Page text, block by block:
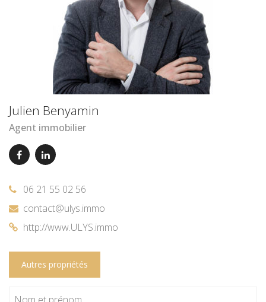
Julien Benyamin
Agent immobilier
06 21 55 02 56
contact@ulys.immo
http://www.ULYS.immo
Autres propriétés